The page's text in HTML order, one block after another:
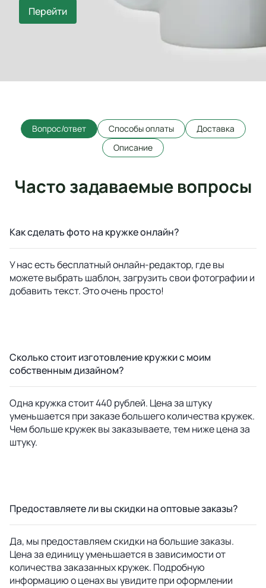
Перейти
Вопрос/ответ Способы оплаты
Доставка
Описание
Часто задаваемые вопросы
Как сделать фото на кружке онлайн?
У нас есть бесплатный онлайн-редактор, где вы
можете выбрать шаблон, загрузить свои фотографии и
добавить текст. Это очень просто!
Сколько стоит изготовление кружки с моим
собственным дизайном?
Одна кружка стоит 440 рублей. Цена за штуку
уменьшается при заказе большего количества кружек.
Чем больше кружек вы заказываете, тем ниже цена за
штуку.
Предоставляете ли вы скидки на оптовые заказы?
Да, мы предоставляем скидки на большие заказы.
Цена за единицу уменьшается в зависимости от
количества заказанных кружек. Подробную
информацию о ценах вы увидите при оформлении